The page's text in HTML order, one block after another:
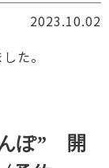
2023.10.02
た。
ぽ” 開